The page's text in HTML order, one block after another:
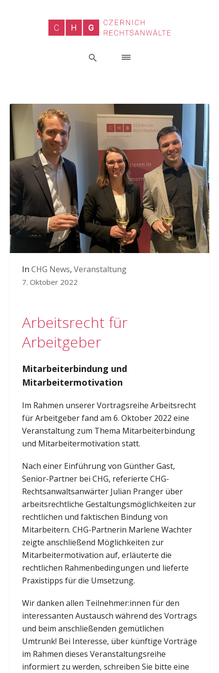
In CHG News, Veranstaltung
7. Oktober 2022
Arbeitsrecht für
Arbeitgeber
Mitarbeiterbindung und
Mitarbeitermotivation
Im Rahmen unserer Vortragsreihe Arbeitsrecht
für Arbeitgeber fand am 6. Oktober 2022 eine
Veranstaltung zum Thema Mitarbeiterbindung
und Mitarbeitermotivation statt.
Nach einer Einführung von Günther Gast,
Senior-Partner bei CHG, referierte CHG-
Rechtsanwaltsanwärter Julian Pranger über
arbeitsrechtliche Gestaltungsmöglichkeiten zur
rechtlichen und faktischen Bindung von
Mitarbeitern. CHG-Partnerin Marlene Wachter
zeigte anschließend Möglichkeiten zur
Mitarbeitermotivation auf, erläuterte die
rechtlichen Rahmenbedingungen und lieferte
Praxistipps für die Umsetzung.
Wir danken allen Teilnehmer:innen für den
interessanten Austausch während des Vortrags
und beim anschließenden gemütlichen
Umtrunk! Bei Interesse, über künftige Vorträge
im Rahmen dieses Veranstaltungsreihe
informiert zu werden, schreiben Sie bitte eine